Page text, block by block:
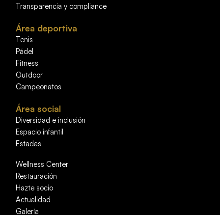
Transparencia y compliance
Área deportiva
Tenis
Pádel
Fitness
Outdoor
Campeonatos
Área social
Diversidad e inclusión
Espacio infantil
Estadas
Wellness Center
Restauración
Hazte socio
Actualidad
Galería